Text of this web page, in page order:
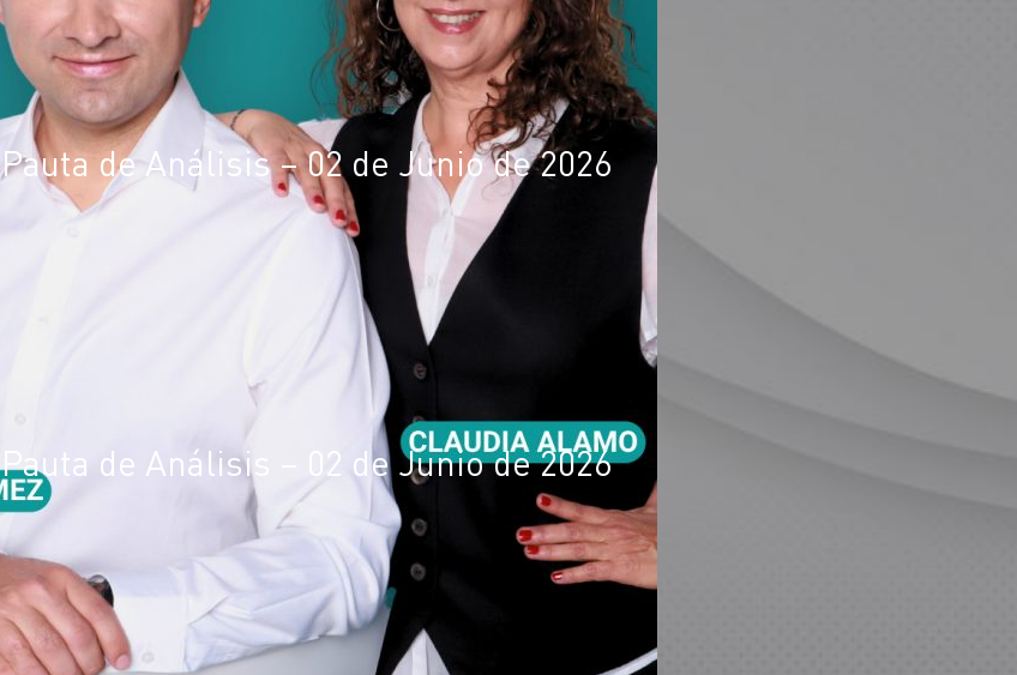
Pauta de Análisis – 02 de Junio de 2026
Pauta de Análisis – 02 de Junio de 2026